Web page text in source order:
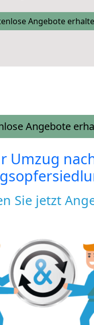
Angebote
Angebote
Umzug
Sie jetzt